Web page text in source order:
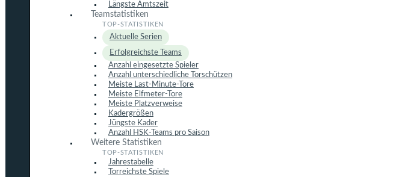
Längste Amtszeit
Teamstatistiken
Aktuelle Serien
Erfolgreichste Teams
Anzahl eingesetzte Spieler
Anzahl unterschiedliche Torschützen
Meiste Last-Minute-Tore
Meiste Elfmeter-Tore
Meiste Platzverweise
Kadergrößen
Jüngste Kader
Anzahl HSK-Teams pro Saison
Weitere Statistiken
Jahrestabelle
Torreichste Spiele